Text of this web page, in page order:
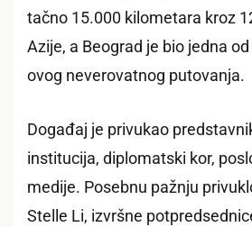
tačno 15.000 kilometara kroz
Azije, a Beograd je bio jedna
ovog neverovatnog putovanja.
Događaj je privukao
institucija, diplomatski kor,
medije. Posebnu pažnju
Stelle Li, izvršne